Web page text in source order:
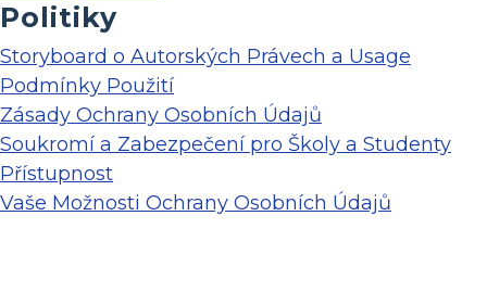
Politiky
Storyboard o Autorských Právech a Usage
Podmínky Použití
Zásady Ochrany Osobních Údajů
Soukromí a Zabezpečení pro Školy a Studenty
Přístupnost
Vaše Možnosti Ochrany Osobních Údajů